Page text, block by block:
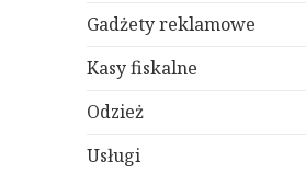
Gadżety reklamowe
Kasy fiskalne
Odzież
Usługi